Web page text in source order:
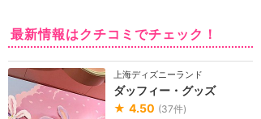
最新情報はクチコミでチェック！
上海ディズニーランド
ダッフィー・グッズ
★ 4.50 (37件)